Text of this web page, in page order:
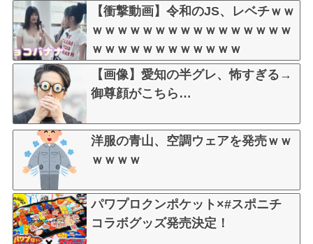
【衝撃動画】令和のJS、レベチｗｗ
ｗｗｗｗｗｗｗｗｗｗｗｗｗｗｗｗ
ｗｗｗｗｗｗｗｗｗｗｗｗ
【画像】愛知の半グレ、怖すぎる→
御尊顔がこちら…
洋服の青山、空調ウェアを発売ｗｗ
ｗｗｗｗ
パワプロクンポケット×#スポニチ
コラボグッズ発売決定！